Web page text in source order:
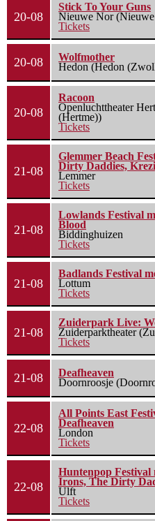
20-08
Stick To Your Guns
Nieuwe Nor
Tickets
20-08
Wolfmother
Hedon (Hedon
20-08
Racoon
Openluchttheater
(Hertme))
Tickets
21-08
Glemmer Beach
Dirty Daddies,
Lemmer
Tickets
21-08
Lowlands Festival
Blood
Biddinghuizen
Tickets
21-08
Badlands Festival
Lottum
Tickets
21-08
Zuiderpark Live:
Zuiderparktheater
Tickets
21-08
Deafheaven
Doornroosje
22-08
All Points East
Deafheaven
London
Tickets
22-08
Huntenpop Festival
Irons, The Dirty
Ulft
Tickets